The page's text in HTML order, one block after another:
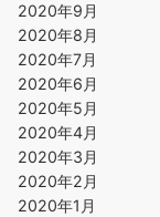
2020年9月
2020年8月
2020年7月
2020年6月
2020年5月
2020年4月
2020年3月
2020年2月
2020年1月